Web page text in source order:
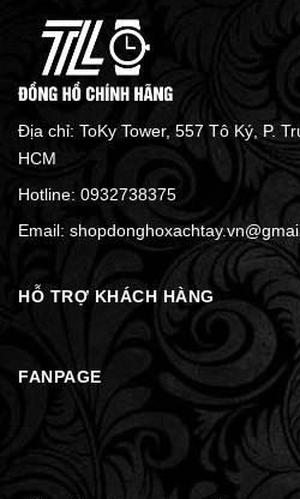
Địa chỉ: ToKy Tower, 557 Tô Ký, P.
HCM
Hotline: 0932738375
Email:
HỖ TRỢ KHÁCH HÀNG
FANPAGE